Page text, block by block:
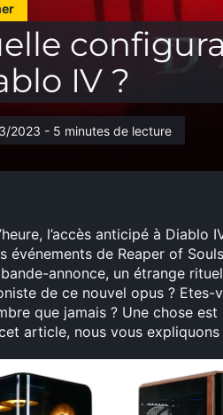
IV ?
2023 - 5 minutes de lecture
l’accès anticipé à
événements de Reaper of
bande-annonce, un étrange
de ce nouvel opus ?
que jamais ? Une chose
article, nous vous